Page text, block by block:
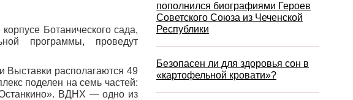
Ботанического сада,
программы, проведут
Выставки располагаются 49
поделен на семь частей:
ВДНХ — одно из
пополнился биографиями Героев
Советского Союза из Чеченской
Республики
Безопасен ли для здоровья сон в
«картофельной кровати»?